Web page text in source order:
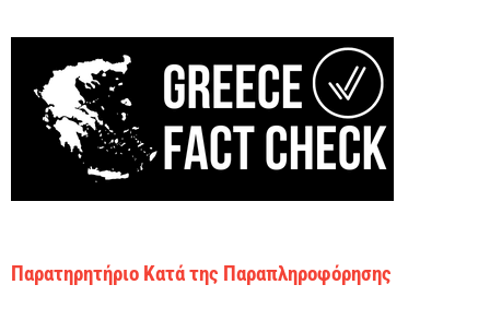
Παρατηρητήριο Κατά της Παραπληροφόρησης